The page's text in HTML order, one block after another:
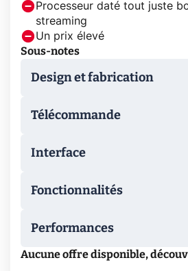
Processeur daté tout juste
streaming
Un prix élevé
Sous-notes
Design et fabrication
Télécommande
Interface
Fonctionnalités
Performances
Aucune offre disponible,